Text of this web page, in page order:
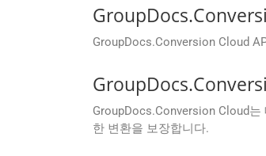
GroupDocs.Conversion Cloud
GroupDocs.Conversion Cloud
한 변환을 보장합니다.